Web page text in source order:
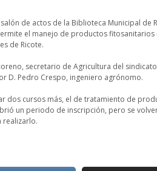
de actos de la Biblioteca Municipal de
el manejo de productos fitosanitarios
de Ricote.
secretario de Agricultura del
D. Pedro Crespo, ingeniero agrónomo.
dos cursos más, el de tratamiento de
un periodo de inscripción, pero se
realizarlo.